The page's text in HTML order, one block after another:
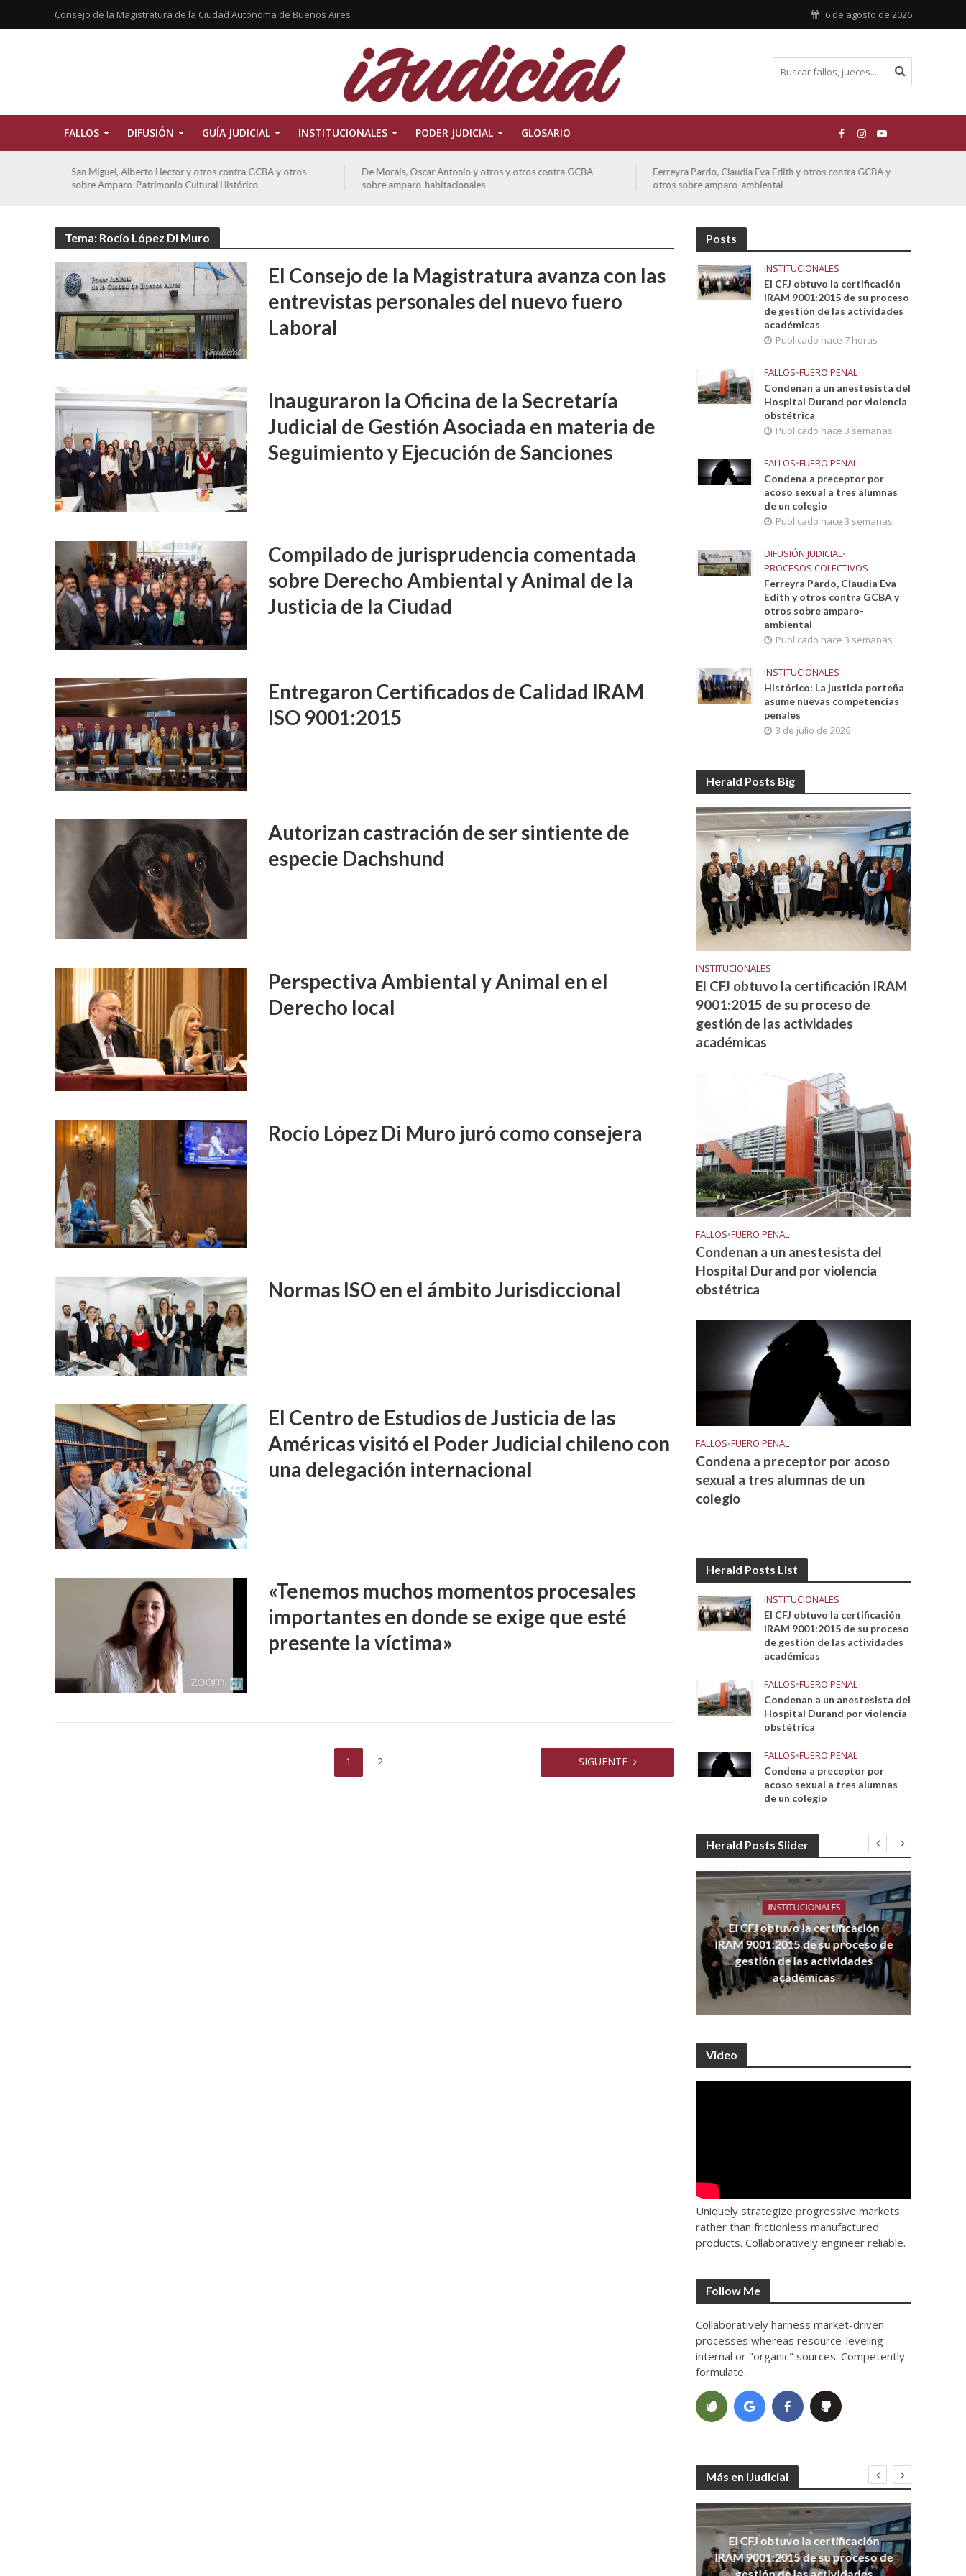
Consejo de la Magistratura de la Ciudad Autónoma de Buenos Aires 6 de agosto de 2026
FALLOS DIFUSIÓN GUÍA JUDICIAL INSTITUCIONALES PODER JUDICIAL GLOSARIO
De Morais, Oscar Antonio y otros y otros contra GCBA
sobre amparo-habitacionales
Ferreyra Pardo, Claudia Eva Edith y otros contra GCBA y
otros sobre amparo-ambiental
ATE contra GCBA sobre amparo – empleo publico otros
Tema: Rocío López Di Muro
El Consejo de la Magistratura avanza con las
entrevistas personales del nuevo fuero
Laboral
Inauguraron la Oficina de la Secretaría
Judicial de Gestión Asociada en materia de
Seguimiento y Ejecución de Sanciones
Compilado de jurisprudencia comentada
sobre Derecho Ambiental y Animal de la
Justicia de la Ciudad
Entregaron Certificados de Calidad IRAM
ISO 9001:2015
Autorizan castración de ser sintiente de
especie Dachshund
Perspectiva Ambiental y Animal en el
Derecho local
Rocío López Di Muro juró como consejera
Normas ISO en el ámbito Jurisdiccional
El Centro de Estudios de Justicia de las
Américas visitó el Poder Judicial chileno con
una delegación internacional
«Tenemos muchos momentos procesales
importantes en donde se exige que esté
presente la víctima»
1 2 SIGUENTE
Posts
INSTITUCIONALES
El CFJ obtuvo la certificación
IRAM 9001:2015 de su proceso
de gestión de las actividades
académicas
Publicado hace 7 horas
FALLOS•FUERO PENAL
Condenan a un anestesista del
Hospital Durand por violencia
obstétrica
Publicado hace 3 semanas
FALLOS•FUERO PENAL
Condena a preceptor por
acoso sexual a tres alumnas
de un colegio
Publicado hace 3 semanas
DIFUSIÓN JUDICIAL•
PROCESOS COLECTIVOS
Ferreyra Pardo, Claudia Eva
Edith y otros contra GCBA y
otros sobre amparo-
ambiental
Publicado hace 3 semanas
INSTITUCIONALES
Histórico: La justicia porteña
asume nuevas competencias
penales
3 de julio de 2026
Herald Posts Big
INSTITUCIONALES
El CFJ obtuvo la certificación IRAM
9001:2015 de su proceso de
gestión de las actividades
académicas
FALLOS•FUERO PENAL
Condenan a un anestesista del
Hospital Durand por violencia
obstétrica
FALLOS•FUERO PENAL
Condena a preceptor por acoso
sexual a tres alumnas de un
colegio
Herald Posts List
INSTITUCIONALES
El CFJ obtuvo la certificación
IRAM 9001:2015 de su proceso
de gestión de las actividades
académicas
FALLOS•FUERO PENAL
Condenan a un anestesista del
Hospital Durand por violencia
obstétrica
FALLOS•FUERO PENAL
Condena a preceptor por
acoso sexual a tres alumnas
de un colegio
Herald Posts Slider
INSTITUCIONALES
El CFJ obtuvo la certificación
IRAM 9001:2015 de su proceso de
gestión de las actividades
académicas
Video
Uniquely strategize progressive markets
rather than frictionless manufactured
products. Collaboratively engineer reliable.
Follow Me
Collaboratively harness market-driven
processes whereas resource-leveling
internal or "organic" sources. Competently
formulate.
Más en iJudicial
El CFJ obtuvo la certificación
IRAM 9001:2015 de su proceso de